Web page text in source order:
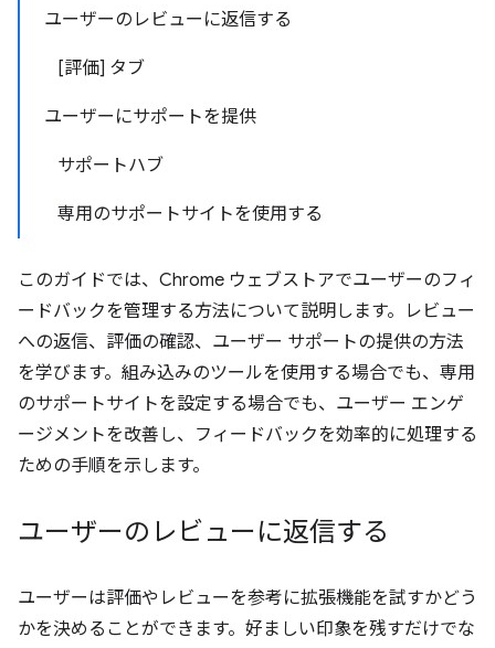
ユーザーのレビューに返信する
[評価] タブ
ユーザーにサポートを提供
サポートハブ
専用のサポートサイトを使用する
このガイドでは、Chrome ウェブストアでユーザーのフィ
ードバックを管理する方法について説明します。レビュー
への返信、評価の確認、ユーザー サポートの提供の方法
を学びます。組み込みのツールを使用する場合でも、専用
のサポートサイトを設定する場合でも、ユーザー エンゲ
ージメントを改善し、フィードバックを効率的に処理する
ための手順を示します。
ユーザーのレビューに返信する
ユーザーは評価やレビューを参考に拡張機能を試すかどう
かを決めることができます。好ましい印象を残すだけでな